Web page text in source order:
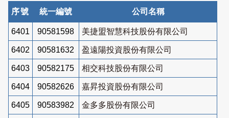
序號 統一編號 公司名稱
6401 90581598 美捷盟智慧科技股份有限公司
6402 90581632 盈遠陽投資股份有限公司
6403 90582175 相交科技股份有限公司
6404 90582626 嘉昇投資股份有限公司
6405 90583982 金多多股份有限公司